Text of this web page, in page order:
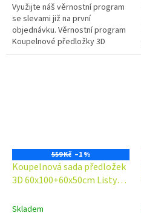
Využijte náš věrnostní program
se slevami již na první
objednávku. Věrnostní program
Koupelnové předložky 3D
okouzlí svým fototiskem,
559 Kč –1 %
Koupelnová sada předložek
3D 60x100+60x50cm Listy
Skladem